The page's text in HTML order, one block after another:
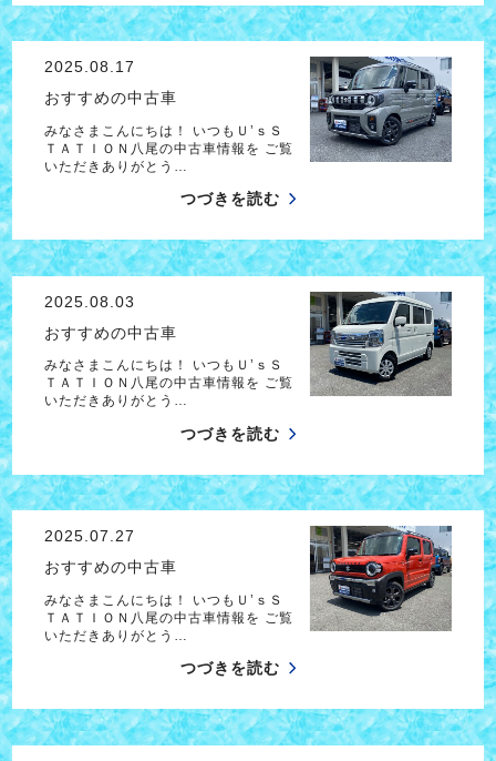
2025.08.17
おすすめの中古車
みなさまこんにちは！ いつもＵ’ｓＳ
ＴＡＴＩＯＮ八尾の中古車情報を ご覧
いただきありがとう…
つづきを読む
2025.08.03
おすすめの中古車
みなさまこんにちは！ いつもＵ’ｓＳ
ＴＡＴＩＯＮ八尾の中古車情報を ご覧
いただきありがとう…
つづきを読む
2025.07.27
おすすめの中古車
みなさまこんにちは！ いつもＵ’ｓＳ
ＴＡＴＩＯＮ八尾の中古車情報を ご覧
いただきありがとう…
つづきを読む